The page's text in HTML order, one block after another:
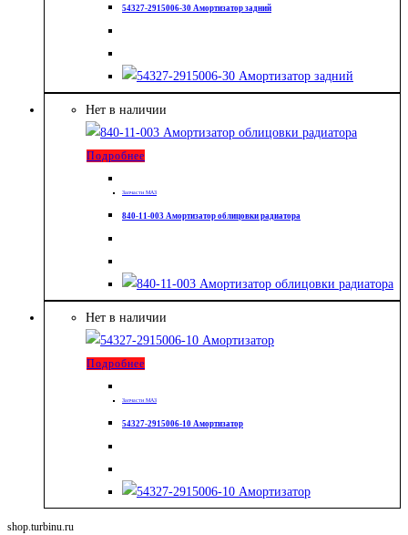
54327-2915006-30 Амортизатор задний
Нет в наличии
Подробнее
Запчасти МАЗ
840-11-003 Амортизатор облицовки радиатора
Нет в наличии
Подробнее
Запчасти МАЗ
54327-2915006-10 Амортизатор
shop.turbinu.ru